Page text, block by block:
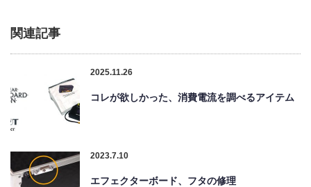
関連記事
2025.11.26
コレが欲しかった、消費電流を調べるアイテム
2023.7.10
エフェクターボード、フタの修理